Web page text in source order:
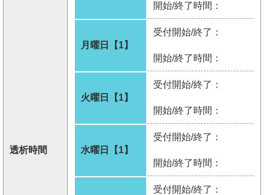
透析時間
開始/終了時間：
月曜日【1】
受付開始/終了：
開始/終了時間：
火曜日【1】
受付開始/終了：
開始/終了時間：
水曜日【1】
受付開始/終了：
開始/終了時間：
受付開始/終了：